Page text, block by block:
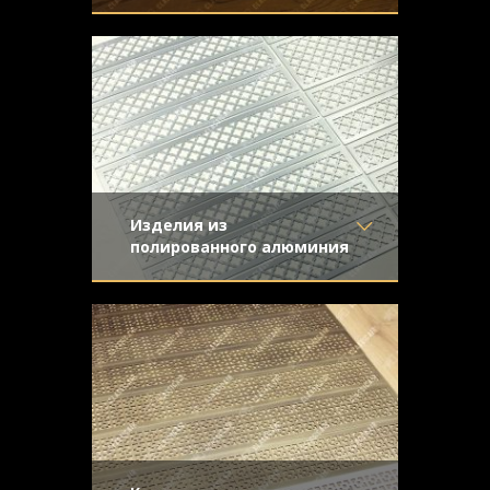
Материал- Латунь
Отделка- Шлифованная
латунь
Узор- Волны
Конструкция- Плоская
шлифованной латуни для установки в
вентиляционную отдушину и
подоконник.
Изделия из
полированного алюминия
Материал- Алюминий
Отделка- Шлифованный
алюминий
Узор- Classic
Конструкция- Плоская
металлическую поверхность без ярко
выраженного блика, шлифованный
алюминий является отличным
решением.